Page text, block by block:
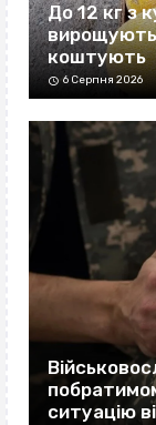
До 12 кг з
вирощують
коштують
6 Серпня 2026
ситуацію